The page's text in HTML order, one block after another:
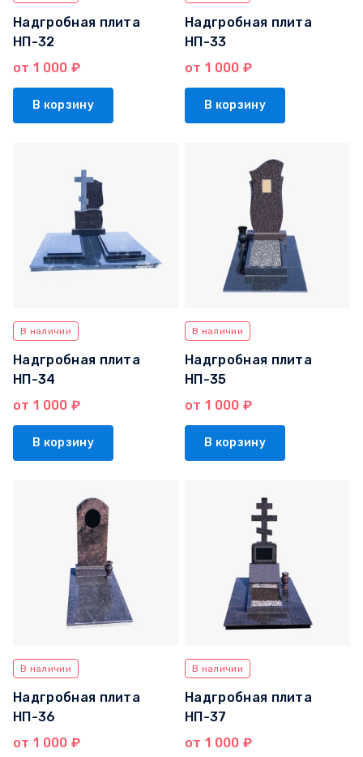
Надгробная плита
НП-32
от 1 000 ₽
В корзину
Надгробная плита
НП-33
от 1 000 ₽
В корзину
В наличии
Надгробная плита
НП-34
от 1 000 ₽
В корзину
В наличии
Надгробная плита
НП-35
от 1 000 ₽
В корзину
В наличии
Надгробная плита
НП-36
от 1 000 ₽
В наличии
Надгробная плита
НП-37
от 1 000 ₽